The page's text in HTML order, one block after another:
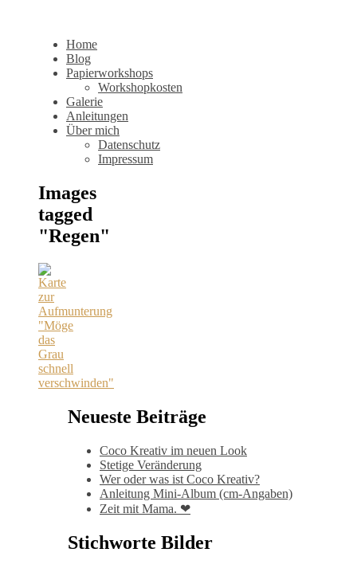
Home
Blog
Papierworkshops
Workshopkosten
Galerie
Anleitungen
Über mich
Datenschutz
Impressum
Images
tagged
"Regen"
Neueste Beiträge
Coco Kreativ im neuen Look
Stetige Veränderung
Wer oder was ist Coco Kreativ?
Anleitung Mini-Album (cm-Angaben)
Zeit mit Mama. ❤
Stichworte Bilder